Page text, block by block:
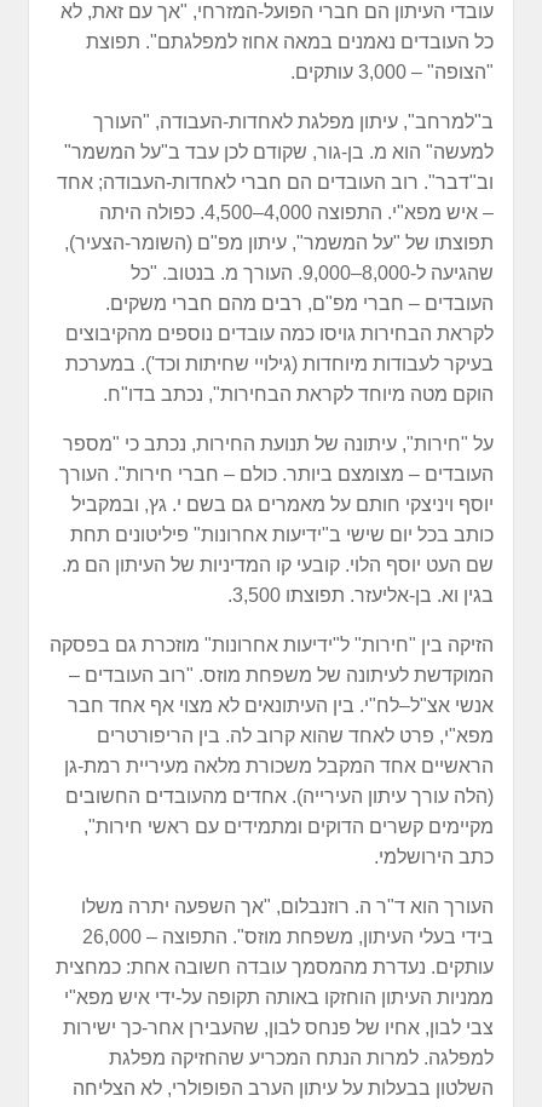
עובדי העיתון הם חברי הפועל-המזרחי, "אך עם זאת, לא
כל העובדים נאמנים במאה אחוז למפלגתם". תפוצת
"הצופה" – 3,000 עותקים.
ב"למרחב", עיתון מפלגת לאחדות-העבודה, "העורך
למעשה" הוא מ. בן-גור, שקודם לכן עבד ב"על המשמר"
וב"דבר". רוב העובדים הם חברי לאחדות-העבודה; אחד
– איש מפא"י. התפוצה 4,000–4,500. כפולה היתה
תפוצתו של "על המשמר", עיתון מפ"ם (השומר-הצעיר),
שהגיעה ל-8,000–9,000. העורך מ. בנטוב. "כל
העובדים – חברי מפ"ם, רבים מהם חברי משקים.
לקראת הבחירות גויסו כמה עובדים נוספים מהקיבוצים
בעיקר לעבודות מיוחדות (גילויי שחיתות וכד'). במערכת
הוקם מטה מיוחד לקראת הבחירות", נכתב בדו"ח.
על "חירות", עיתונה של תנועת החירות, נכתב כי "מספר
העובדים – מצומצם ביותר. כולם – חברי חירות". העורך
יוסף ויניצקי חותם על מאמרים גם בשם י. גץ, ובמקביל
כותב בכל יום שישי ב"ידיעות אחרונות" פיליטונים תחת
שם העט יוסף הלוי. קובעי קו המדיניות של העיתון הם מ.
בגין וא. בן-אליעזר. תפוצתו 3,500.
הזיקה בין "חירות" ל"ידיעות אחרונות" מוזכרת גם בפסקה
המוקדשת לעיתונה של משפחת מוזס. "רוב העובדים –
אנשי אצ"ל–לח"י. בין העיתונאים לא מצוי אף אחד חבר
מפא"י, פרט לאחד שהוא קרוב לה. בין הריפורטרים
הראשיים אחד המקבל משכורת מלאה מעיריית רמת-גן
(הלה עורך עיתון העירייה). אחדים מהעובדים החשובים
מקיימים קשרים הדוקים ומתמידים עם ראשי חירות",
כתב הירושלמי.
העורך הוא ד"ר ה. רוזנבלום, "אך השפעה יתרה משלו
בידי בעלי העיתון, משפחת מוזס". התפוצה – 26,000
עותקים. נעדרת מהמסמך עובדה חשובה אחת: כמחצית
ממניות העיתון הוחזקו באותה תקופה על-ידי איש מפא"י
צבי לבון, אחיו של פנחס לבון, שהעבירן אחר-כך ישירות
למפלגה. למרות הנתח המכריע שהחזיקה מפלגת
השלטון בבעלות על עיתון הערב הפופולרי, לא הצליחה